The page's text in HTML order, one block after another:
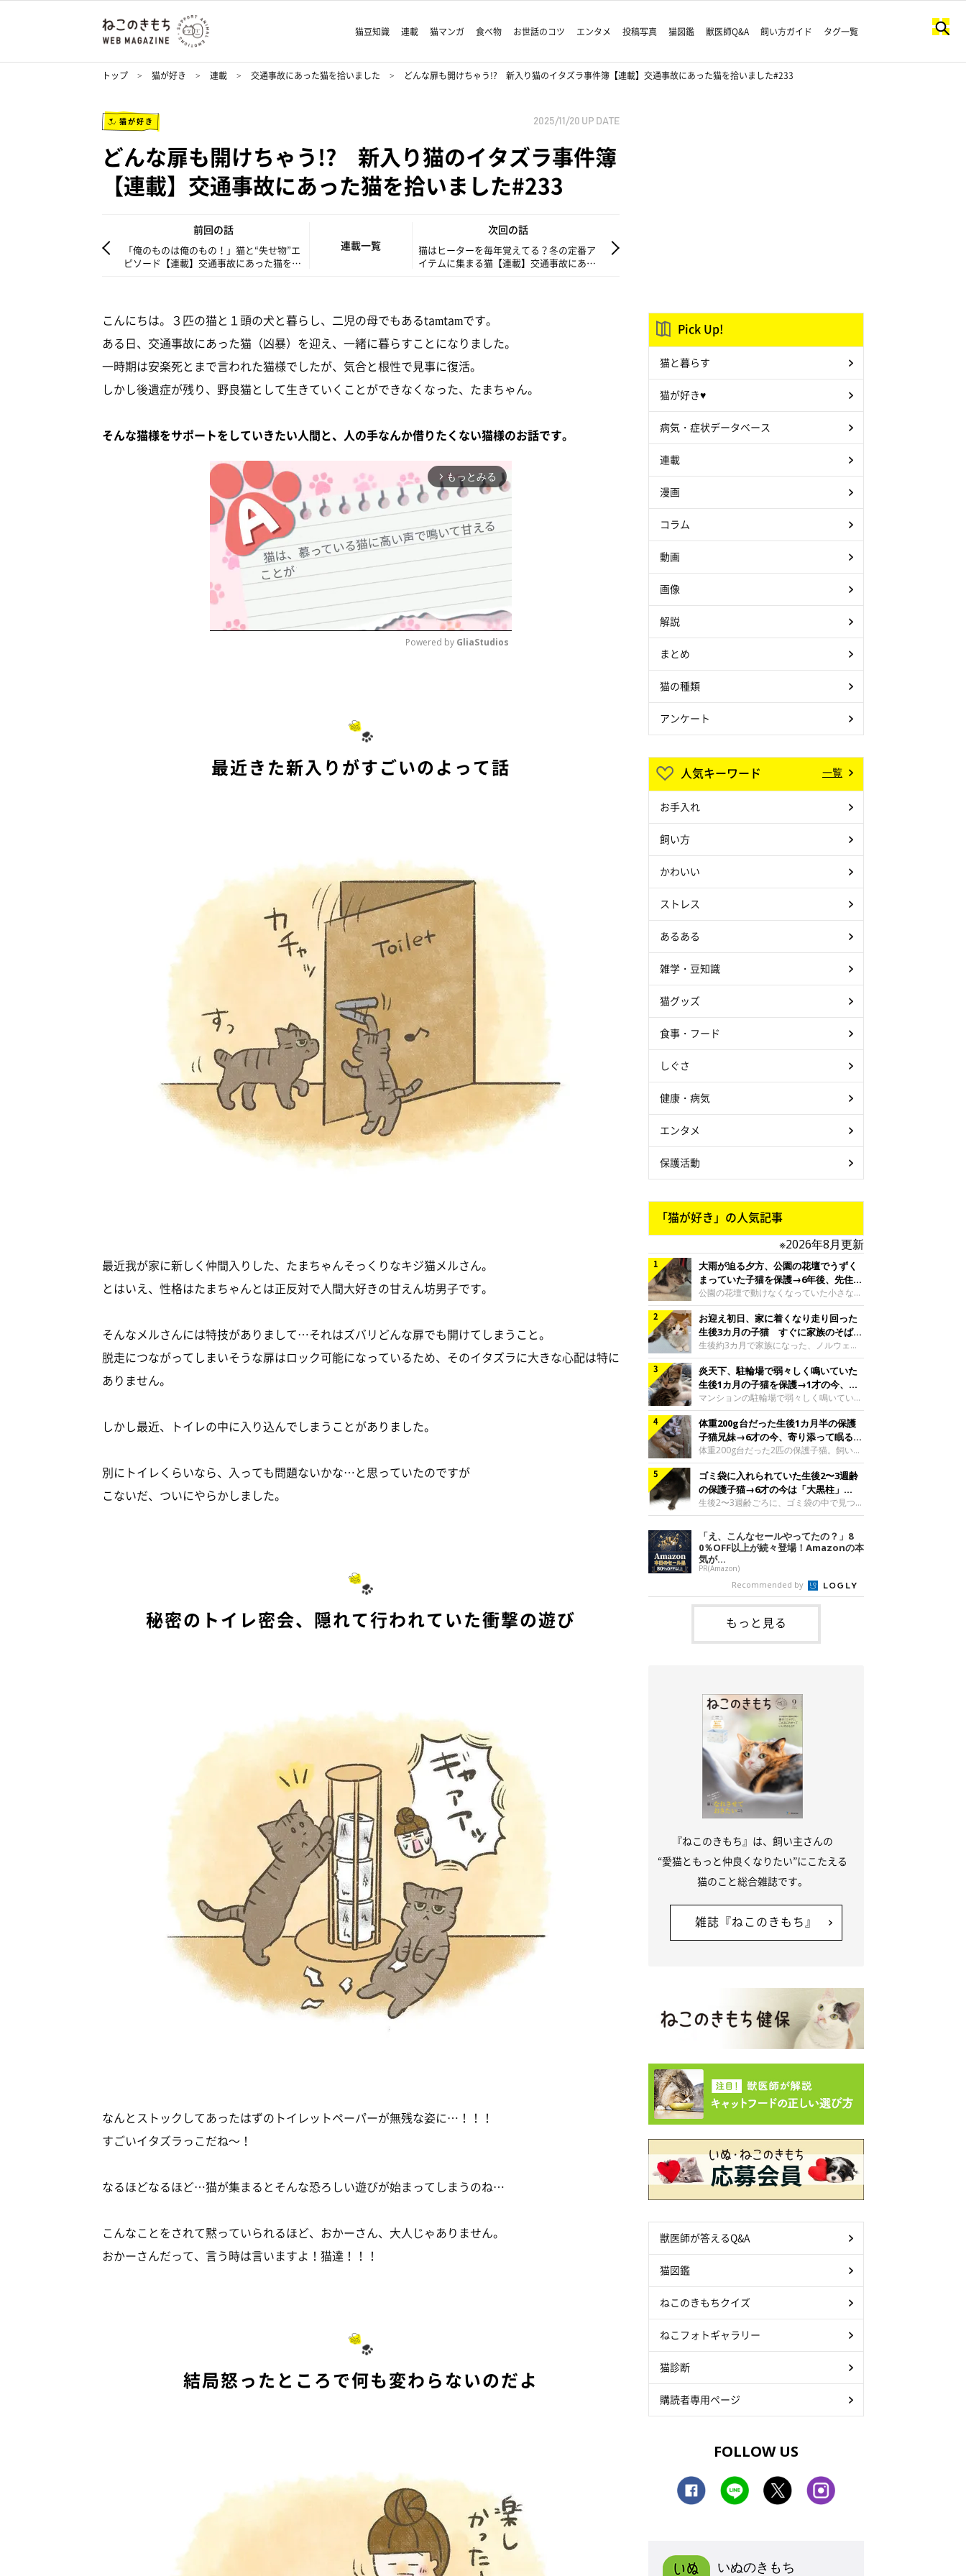
猫豆知識 連載 猫マンガ 食べ物 お世話のコツ エンタメ 投稿写真 猫図鑑 獣医師Q&A 飼い方ガイド タグ一覧
トップ 猫が好き 連載 交通事故にあった猫を拾いました どんな扉も開けちゃう!? 新入り猫のイタズラ事件簿【連載】交通事故にあった猫を拾いました#233
猫が好き 2025/11/20 UP DATE
どんな扉も開けちゃう!? 新入り猫のイタズラ事件簿
【連載】交通事故にあった猫を拾いました#233
前回の話
「俺のものは俺のもの！」猫と“失せ物”エ
ピソード【連載】交通事故にあった猫を拾
連載一覧
次回の話
猫はヒーターを毎年覚えてる？冬の定番ア
イテムに集まる猫【連載】交通事故にあっ
こんにちは。３匹の猫と１頭の犬と暮らし、二児の母でもあるtamtamです。
ある日、交通事故にあった猫（凶暴）を迎え、一緒に暮らすことになりました。
一時期は安楽死とまで言われた猫様でしたが、気合と根性で見事に復活。
しかし後遺症が残り、野良猫として生きていくことができなくなった、たまちゃん。
そんな猫様をサポートをしていきたい人間と、人の手なんか借りたくない猫様のお話です。
arrow_forward_ios もっとみる
Powered by GliaStudios
最近きた新入りがすごいのよって話
最近我が家に新しく仲間入りした、たまちゃんそっくりなキジ猫メルさん。
とはいえ、性格はたまちゃんとは正反対で人間大好きの甘えん坊男子です。
そんなメルさんには特技がありまして…それはズバリどんな扉でも開けてしまうこと。
脱走につながってしまいそうな扉はロック可能になっているため、そのイタズラに大きな心配は特に
ありません。
しかし最近、トイレの中に入り込んでしまうことがありました。
別にトイレくらいなら、入っても問題ないかな…と思っていたのですが
こないだ、ついにやらかしました。
秘密のトイレ密会、隠れて行われていた衝撃の遊び
なんとストックしてあったはずのトイレットペーパーが無残な姿に…！！！
すごいイタズラっこだね～！
なるほどなるほど…猫が集まるとそんな恐ろしい遊びが始まってしまうのね…
こんなことをされて黙っていられるほど、おかーさん、大人じゃありません。
おかーさんだって、言う時は言いますよ！猫達！！！
結局怒ったところで何も変わらないのだよ
Pick Up!
猫と暮らす
猫が好き♥
病気・症状データベース
連載
漫画
コラム
動画
画像
解説
まとめ
猫の種類
アンケート
人気キーワード 一覧
お手入れ
飼い方
かわいい
ストレス
あるある
雑学・豆知識
猫グッズ
食事・フード
しぐさ
健康・病気
エンタメ
保護活動
「猫が好き」の人気記事
※2026年8月更新
大雨が迫る夕方、公園の花壇でうずく
まっていた子猫を保護→6年後、先住猫
と“姉妹”のような関係に
公園の花壇で動けなくなっていた小さな子
猫。家族に迎えられてから6年、先住猫と
の間には深い絆が育まれていました。保護
当時のティダちゃん。
@muumuu62197189紹介するのは、
X（旧Twitter）ユーザー
@muumuu62197189さんの愛猫・ティダ
ちゃん（取材時6才）の成長記録です。こ
ちらは、生後3カ月ごろのティダちゃん。
飼い主さんが出会ったのは、夜から大雨に
なると予報されていた日の夕方でした。花
壇で動けずにいた子猫保護したばかりのテ
ィダちゃん。@muumuu62197189飼い主
さんは、公園の
お迎え初日、家に着くなり走り回った
生後3カ月の子猫 すぐに家族のそばで
落ち着く姿に「迎えてよかった」
生後約3カ月で家族になった、ノルウェー
ジャンフォレストキャットの子猫。お迎え
翌日には、すでに家でくつろぐ様子を見せ
ていました。お迎え翌日、ベッドでうとう
とするむうちゃんお迎え翌日のむうちゃ
ん。@umimugi0304紹介するのは、
Instagramユーザー@umimugi0304さんの
愛猫・むうちゃん（撮影時、生後約3カ月
／ノルウェージャンフォレストキャッ
ト）。こちらは、お迎え翌日に撮影された
一枚。ゴハンをお腹いっぱい食べたむうち
ゃんは眠くなり、飼い主さん夫婦のベッド
でうとうとし始めたのだとか。飼い主さ
炎天下、駐輪場で弱々しく鳴いていた
生後1カ月の子猫を保護→1才の今、筋
肉質でツンデレなコに成長
マンションの駐輪場で弱々しく鳴いてい
た、生後1カ月ほどの子猫。家族に迎えら
れてから1年、体も行動も大きく成長しま
した。炎天下の駐輪場で鳴いていた小さな
子猫保護当時のモモちゃん。@Kingponzu
紹介するのは、X（旧Twitter）ユーザー
@Kingponzuさんの愛猫・モモちゃん（取
材時1才）の成長記録です。こちらは、モ
モちゃんが生後1カ月ごろに撮影された一
枚。飼い主さんの自宅マンションの駐輪場
です。子猫時代のモモちゃん。
@Kingponzuその日は気温が35℃を
体重200g台だった生後1カ月半の保護
子猫兄妹→6才の今、寄り添って眠る姿
にほっこり！
体重200g台だった2匹の保護子猫。飼い主
さんの家族になってから6年、ともに成長
するなかで、2匹の関係にも少しずつ変化
が見られました。家族になったばかりの小
さな兄妹猫（写真上から）妹猫・てんちゃ
ん、兄猫・ラムくん。@ten_ramu紹介す
@ten_ramuさんの愛猫・ラムくんとてん
ちゃん（ともに取材時6才）の成長記録で
す。この写真は、お迎えして間もない生後
1カ月半ごろの2匹。当時、ラムくんは260
グラム、てんちゃんは209グラムと、どち
らもとても小さな体でした。2匹
ゴミ袋に入れられていた生後2〜3週齢
の保護子猫→6才の今は「大黒柱」
に！ 美しい黒猫に成長した姿にグッ
とくる
生後2〜3週齢ごろに、ゴミ袋の中で見つか
った小さな命。ミルクから育てられたその
子猫は今、家族に欠かせない存在へと成長
しました。ゴミ袋の中で見つかった、ミニ
モグラのような子猫よちよち歩きをしてい
たころの、生後2〜3週齢ごろのドンちゃ
ん。@doddou_1今回紹介するのは、
X（旧Twitter）ユーザー@doddou_1さん
の愛猫・ドンちゃん（取材時、推定6才／
本名：ドミトリー・ドンスコイ）。ドンち
ゃんは、保護猫でした。ドンちゃんが見つ
かったのは、飼い主さんの姉の勤め先の敷
「え、こんなセールやってたの？」8
0％OFF以上が続々登場！Amazonの本
気が...
PR(Amazon)
Recommended by
もっと見る
『ねこのきもち』は、飼い主さんの
“愛猫ともっと仲良くなりたい”にこたえる
猫のこと総合雑誌です。
雑誌『ねこのきもち』
獣医師が答えるQ&A
猫図鑑
ねこのきもちクイズ
ねこフォトギャラリー
猫診断
購読者専用ページ
FOLLOW US
いぬのきもち